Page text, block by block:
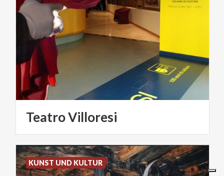
TeatroVilloresi
KUNST UND KULTUR